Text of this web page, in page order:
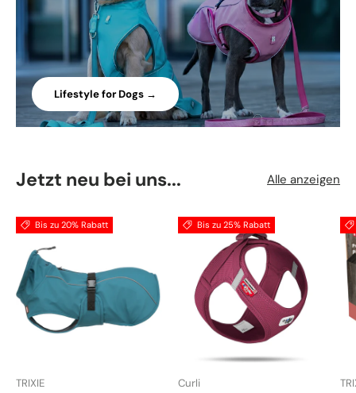
Lifestyle for Dogs →
Jetzt neu bei uns... Alle anzeigen
Bis zu 20% Rabatt
TRIXIE
Bis zu 25% Rabatt
Curli